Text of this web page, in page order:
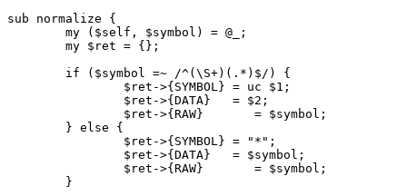
sub normalize {